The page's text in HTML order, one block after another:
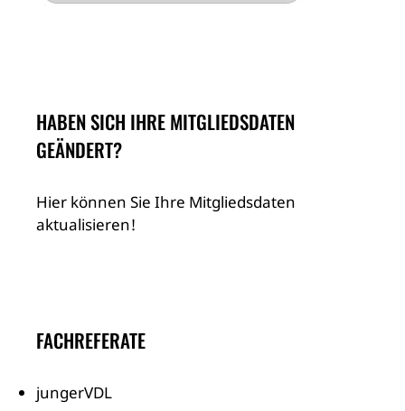
HABEN SICH IHRE MITGLIEDSDATEN
GEÄNDERT?
Hier können Sie Ihre Mitgliedsdaten
aktualisieren!
FACHREFERATE
jungerVDL